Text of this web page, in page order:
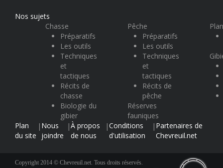
Nos sujets
Chasse
Préparatifs
Les outils
Techniques
et
tactiques
Récits de
chasse
Biologie du
gibier
Pêche
Préparatifs
Les outils
Techniques
et
tactiques
Récits de
pêche
Réserves
fauniques
Plan
du site
| Nous
joindre
|À propos
de nous
|Conditions
d'utilisation
| Partenaires de
Chevreuil.net
Copyright 2014 © Chevreuil.net. Tous droits réservés.